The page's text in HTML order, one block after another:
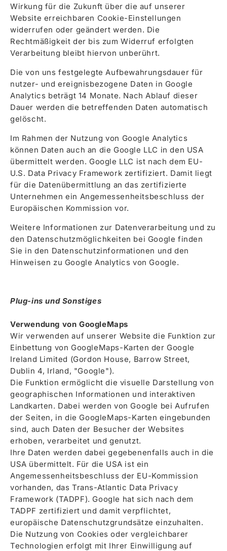
Wirkung für die Zukunft über die auf unserer
Website erreichbaren Cookie-Einstellungen
widerrufen oder geändert werden. Die
Rechtmäßigkeit der bis zum Widerruf erfolgten
Verarbeitung bleibt hiervon unberührt.
Die von uns festgelegte Aufbewahrungsdauer für
nutzer- und ereignisbezogene Daten in Google
Analytics beträgt 14 Monate. Nach Ablauf dieser
Dauer werden die betreffenden Daten automatisch
gelöscht.
Im Rahmen der Nutzung von Google Analytics
können Daten auch an die Google LLC in den USA
übermittelt werden. Google LLC ist nach dem EU-
U.S. Data Privacy Framework zertifiziert. Damit liegt
für die Datenübermittlung an das zertifizierte
Unternehmen ein Angemessenheitsbeschluss der
Europäischen Kommission vor.
Weitere Informationen zur Datenverarbeitung und zu
den Datenschutzmöglichkeiten bei Google finden
Sie in den Datenschutzinformationen und den
Hinweisen zu Google Analytics von Google.
Plug-ins und Sonstiges
Verwendung von GoogleMaps
Wir verwenden auf unserer Website die Funktion zur
Einbettung von GoogleMaps-Karten der Google
Ireland Limited (Gordon House, Barrow Street,
Dublin 4, Irland, "Google").
Die Funktion ermöglicht die visuelle Darstellung von
geographischen Informationen und interaktiven
Landkarten. Dabei werden von Google bei Aufrufen
der Seiten, in die GoogleMaps-Karten eingebunden
sind, auch Daten der Besucher der Websites
erhoben, verarbeitet und genutzt.
Ihre Daten werden dabei gegebenenfalls auch in die
USA übermittelt. Für die USA ist ein
Angemessenheitsbeschluss der EU-Kommission
vorhanden, das Trans-Atlantic Data Privacy
Framework (TADPF). Google hat sich nach dem
TADPF zertifiziert und damit verpflichtet,
europäische Datenschutzgrundsätze einzuhalten.
Die Nutzung von Cookies oder vergleichbarer
Technologien erfolgt mit Ihrer Einwilligung auf